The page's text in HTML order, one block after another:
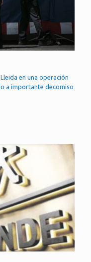
en una operación
a importante decomiso